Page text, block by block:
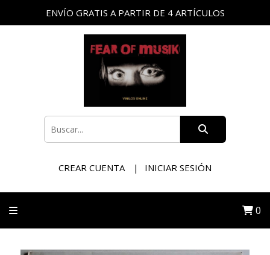
ENVÍO GRATIS A PARTIR DE 4 ARTÍCULOS
CREAR CUENTA INICIAR SESIÓN
0